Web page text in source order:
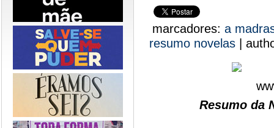
marcadores: a
resumo novelas |
Resumo da